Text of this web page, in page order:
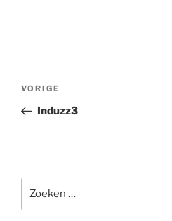
Berichtnavigatie
Vorig
bericht
VORIGE
Induzz3
naar: